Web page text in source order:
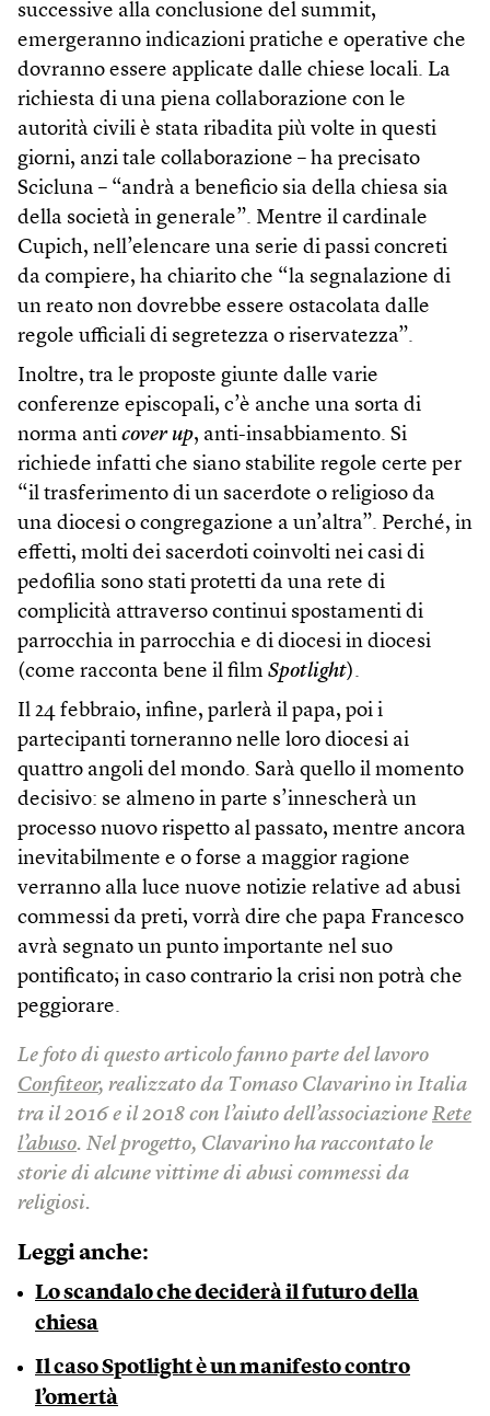
successive alla conclusione del summit,
emergeranno indicazioni pratiche e operative che
dovranno essere applicate dalle chiese locali. La
richiesta di una piena collaborazione con le
autorità civili è stata ribadita più volte in questi
giorni, anzi tale collaborazione – ha precisato
Scicluna – “andrà a beneficio sia della chiesa sia
della società in generale”. Mentre il cardinale
Cupich, nell’elencare una serie di passi concreti
da compiere, ha chiarito che “la segnalazione di
un reato non dovrebbe essere ostacolata dalle
regole ufficiali di segretezza o riservatezza”.
Inoltre, tra le proposte giunte dalle varie
conferenze episcopali, c’è anche una sorta di
norma anti cover up, anti-insabbiamento. Si
richiede infatti che siano stabilite regole certe per
“il trasferimento di un sacerdote o religioso da
una diocesi o congregazione a un’altra”. Perché, in
effetti, molti dei sacerdoti coinvolti nei casi di
pedofilia sono stati protetti da una rete di
complicità attraverso continui spostamenti di
parrocchia in parrocchia e di diocesi in diocesi
(come racconta bene il film Spotlight).
Il 24 febbraio, infine, parlerà il papa, poi i
partecipanti torneranno nelle loro diocesi ai
quattro angoli del mondo. Sarà quello il momento
decisivo: se almeno in parte s’innescherà un
processo nuovo rispetto al passato, mentre ancora
inevitabilmente e o forse a maggior ragione
verranno alla luce nuove notizie relative ad abusi
commessi da preti, vorrà dire che papa Francesco
avrà segnato un punto importante nel suo
pontificato; in caso contrario la crisi non potrà che
peggiorare.
Le foto di questo articolo fanno parte del lavoro
Confiteor, realizzato da Tomaso Clavarino in Italia
tra il 2016 e il 2018 con l’aiuto dell’associazione Rete
l’abuso. Nel progetto, Clavarino ha raccontato le
storie di alcune vittime di abusi commessi da
religiosi.
Leggi anche:
Lo scandalo che deciderà il futuro della
chiesa
Il caso Spotlight è un manifesto contro
l’omertà